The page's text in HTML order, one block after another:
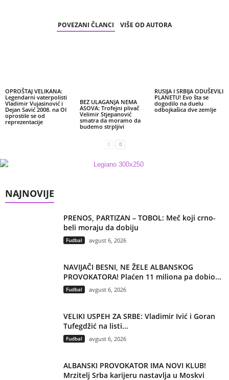
POVEZANI ČLANCI VIŠE OD AUTORA
OPROŠTAJ VELIKANA:
Legendarni vaterpolisti
Vladimir Vujasinović i
Dejan Savić 2008. na OI
oprostile se od
reprezentacije
BEZ ULAGANJA NEMA
ASOVA: Trofejni plivač
Velimir Stjepanović
smatra da moramo da
budemo strpljivi
RUSIJA I SRBIJA ODUŠEVILI
PLANETU! Evo šta se
dogodilo na duelu
odbojkašica dve zemlje
NAJNOVIJE
PRENOS, PARTIZAN – TOBOL: Meč koji crno-
beli moraju da dobiju
Fudbal avgust 6, 2026
NAVIJAČI BESNI, NE ŽELE ALBANSKOG
PROVOKATORA! Plaćen 11 miliona pa dobio...
Fudbal avgust 6, 2026
VELIKI USPEH ZA SRBE: Vladimir Ivić i Goran
Tufegdžić na listi...
Fudbal avgust 6, 2026
ALBANSKI PROVOKATOR IMA NOVI KLUB!
Mrzitelj Srba karijeru nastavlja u Moskvi